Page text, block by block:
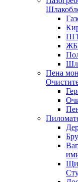
Пена